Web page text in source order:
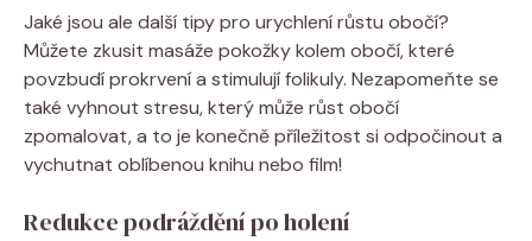
Jaké jsou ale další tipy pro urychlení růstu obočí?
Můžete zkusit masáže pokožky kolem obočí, které
povzbudí prokrvení a stimulují folikuly. Nezapomeňte se
také vyhnout stresu, který může růst obočí
zpomalovat, a to je konečně příležitost si odpočinout a
vychutnat oblíbenou knihu nebo film!
Redukce podráždění po holení